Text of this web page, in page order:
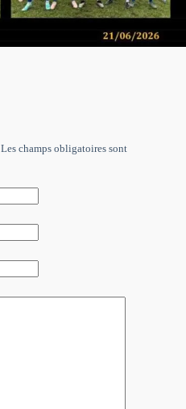
Les champs obligatoires sont